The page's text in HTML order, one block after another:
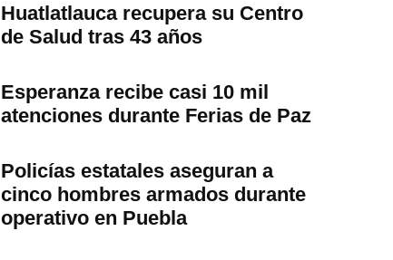
Huatlatlauca recupera su Centro
de Salud tras 43 años
Esperanza recibe casi 10 mil
atenciones durante Ferias de Paz
Policías estatales aseguran a
cinco hombres armados durante
operativo en Puebla